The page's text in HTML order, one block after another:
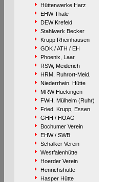
Hüttenwerke Harz
EHW Thale
DEW Krefeld
Stahlwerk Becker
Krupp Rheinhausen
GDK / ATH / EH
Phoenix, Laar
RSW, Meiderich
HRM, Ruhrort-Meid.
Niederrhein. Hütte
MRW Huckingen
FWH, Mülheim (Ruhr)
Fried. Krupp, Essen
GHH / HOAG
Bochumer Verein
EHW / SWB
Schalker Verein
Westfalenhütte
Hoerder Verein
Henrichshütte
Hasper Hütte